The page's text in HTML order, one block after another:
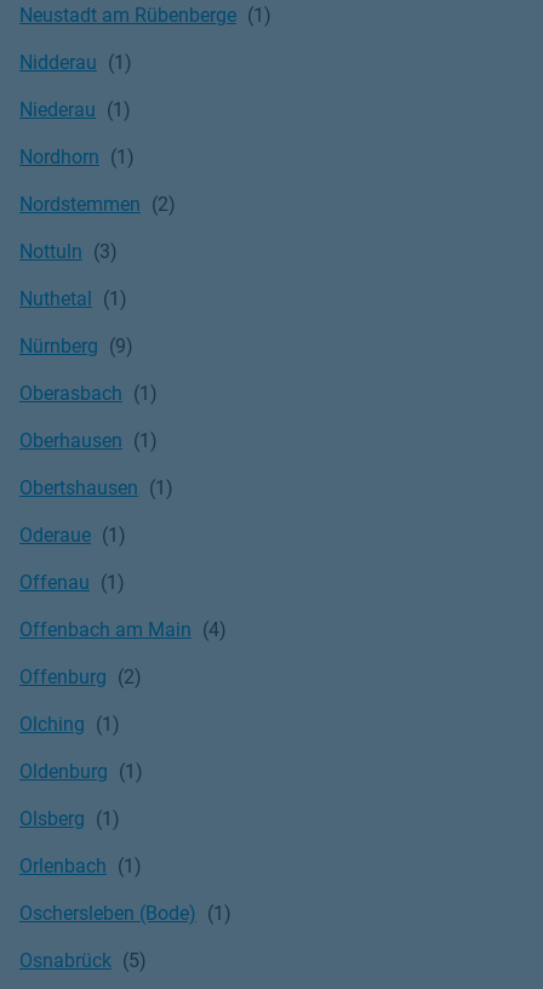
Neustadt am Rübenberge
Nidderau
Niederau
Nordhorn
Nordstemmen
Nottuln
Nuthetal
Nürnberg
Oberasbach
Oberhausen
Obertshausen
Oderaue
Offenau
Offenbach am Main
Offenburg
Olching
Oldenburg
Olsberg
Orlenbach
Oschersleben (Bode)
Osnabrück